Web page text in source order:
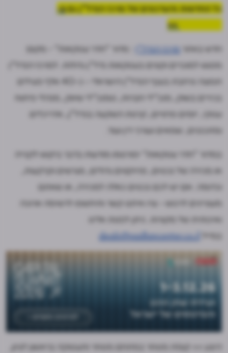
כל החדשות והעדכונים של מרכז הנדל"ן גםב-
WhatsApp >>
חדש באתר מרכז הנדל"ן
: מדור "חדר עסקאות" - מקום
מפגש למוכרים וקונים בעסקאות נדל"ן גדולות. למרכז הנדל"ן
תפוצה נרחבת בענף הנדל"ן הישראלי - כ-40 אלף פעילים
בכירים בשוק, מנכ"לי חברות, סמנכ"לי שיווק, מנהלי פיתוח
עסקי, יזמים פרטיים, קרנות השקעה בנדל"ן, אדריכלים
ומתכננים, שמאים ועורכי דין ועוד.
במדור "חדר עסקאות" יפורסמו מודעות בדבר ביקוש לקנייה
או מכירה של נכסים, פרויקטים גדולים, מגרשים וקרקעות,
וכדומה. אם יש לכם נכסים כאלה למכירה, או שאתם
מעוניינים לרכוש - צרו איתנו קשר ותיחשפו לרשימה ארוכה
ואיכותית של מקורות. ניתן לפנות אלינו
במייל
deals@nadlancenter.co.il
היצע >> קומת מסחר במתחם מסחר ותעסוקה בראשון לציון,